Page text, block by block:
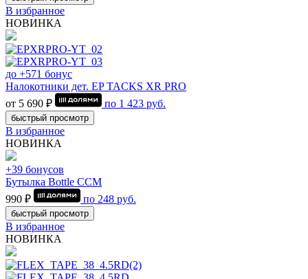
В избранное
НОВИНКА
до +571 бонус
Налокотники дет. EP TACKS XR PRO
от 5 690 ₽
по 1 423 руб.
быстрый просмотр
В избранное
НОВИНКА
+39 бонусов
Бутылка Bottle CCM
990 ₽
по 248 руб.
быстрый просмотр
В избранное
НОВИНКА